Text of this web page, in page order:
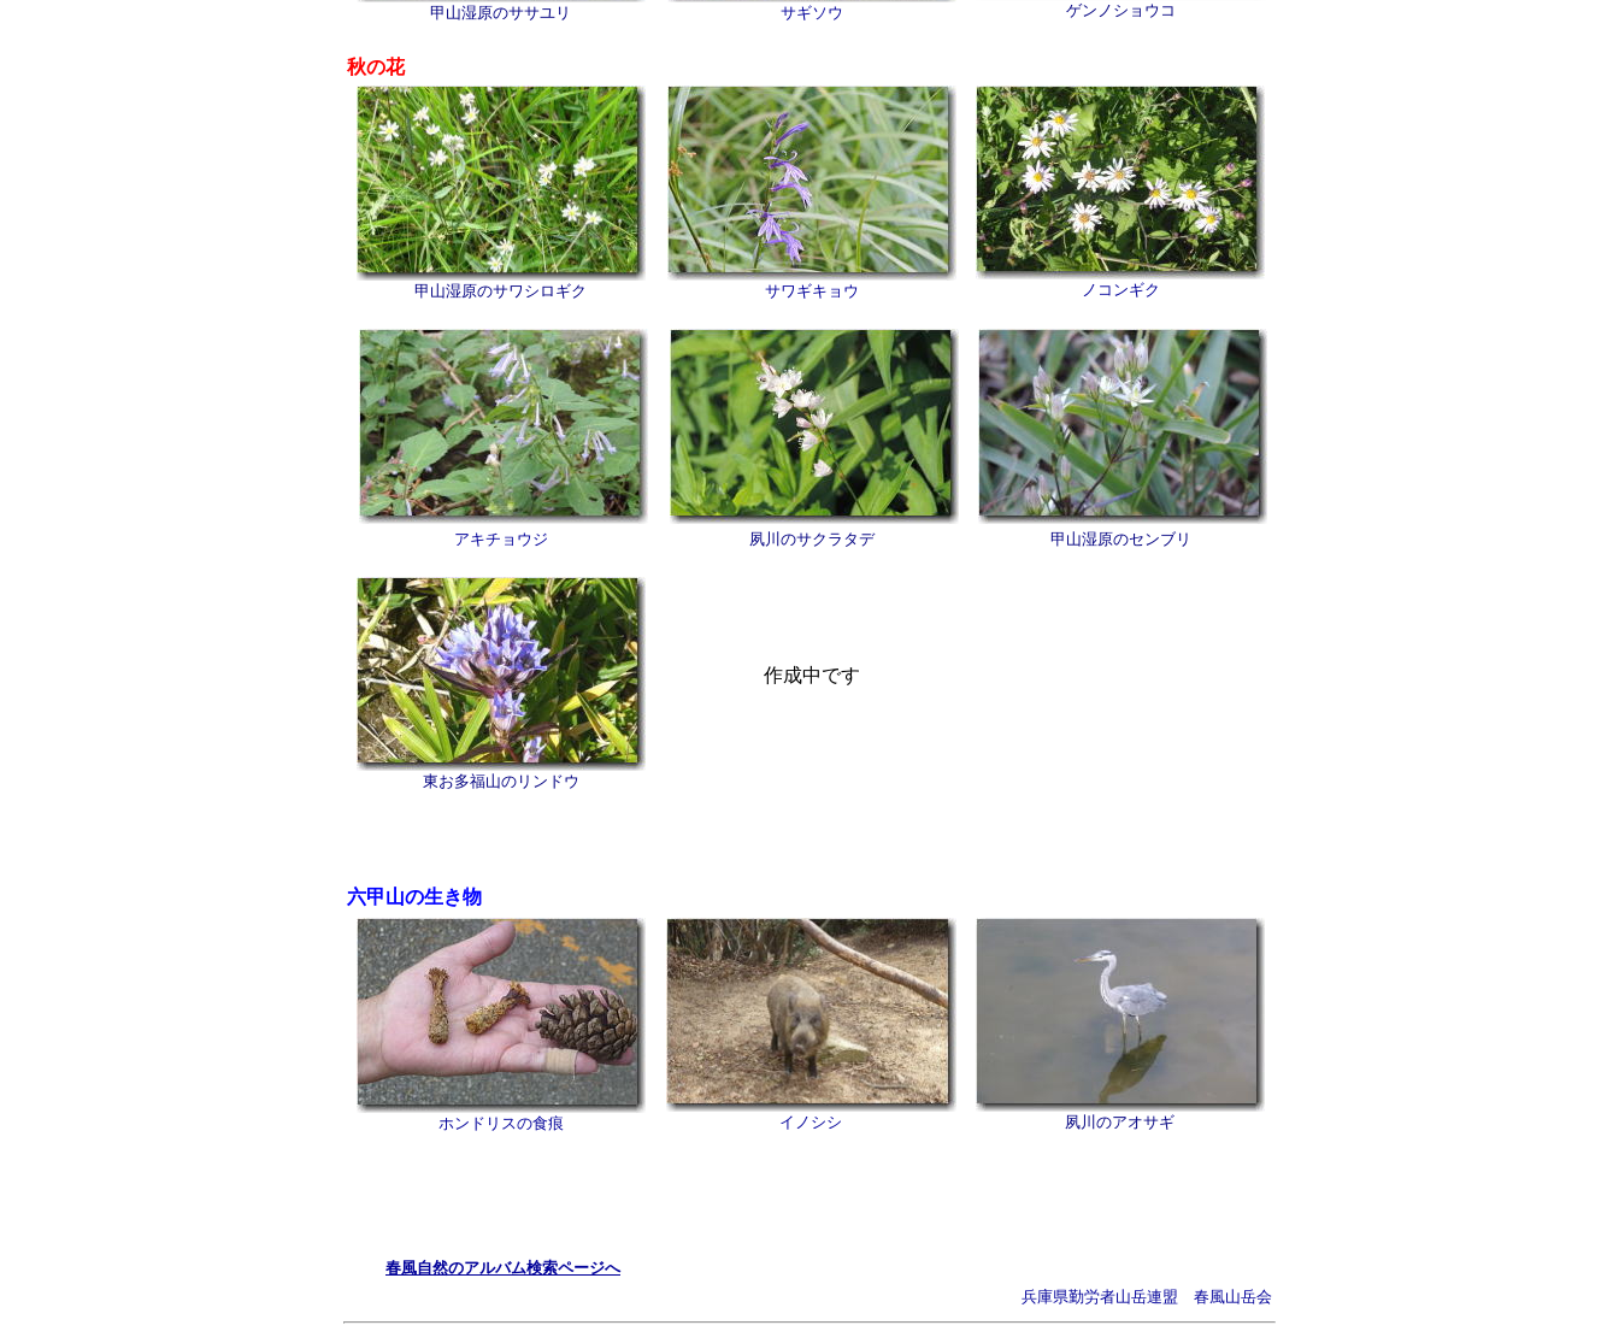
甲山湿原のササユリ サギソウ ゲンノショウコ
秋の花
甲山湿原のサワシロギク サワギキョウ ノコンギク
アキチョウジ 夙川のサクラタデ 甲山湿原のセンブリ
東お多福山のリンドウ
作成中です
六甲山の生き物
ホンドリスの食痕 イノシシ 夙川のアオサギ
春風自然のアルバム検索ページへ
兵庫県勤労者山岳連盟 春風山岳会